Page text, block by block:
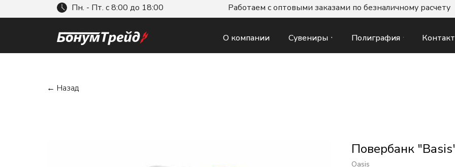
О компании Сувениры Полиграфия
Пн. - Пт. с 8:00 до 18:00 Работаем с оптовыми заказами по безналичному расчету
← Назад
Повербанк
Oasis